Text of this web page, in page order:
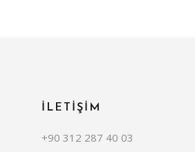
İLETİŞİM
+90 312 287 40 03